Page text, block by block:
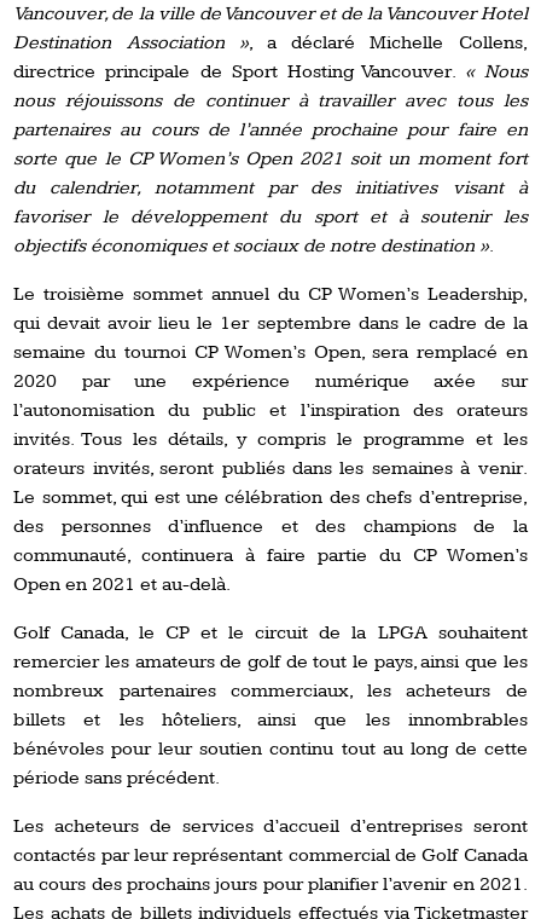
Vancouver, de la ville de Vancouver et de la Vancouver Hotel
Destination Association », a déclaré Michelle Collens,
directrice principale de Sport Hosting Vancouver. « Nous
nous réjouissons de continuer à travailler avec tous les
partenaires au cours de l’année prochaine pour faire en
sorte que le CP Women’s Open 2021 soit un moment fort
du calendrier, notamment par des initiatives visant à
favoriser le développement du sport et à soutenir les
objectifs économiques et sociaux de notre destination ».
Le troisième sommet annuel du CP Women’s Leadership,
qui devait avoir lieu le 1er septembre dans le cadre de la
semaine du tournoi CP Women’s Open, sera remplacé en
2020 par une expérience numérique axée sur
l’autonomisation du public et l’inspiration des orateurs
invités. Tous les détails, y compris le programme et les
orateurs invités, seront publiés dans les semaines à venir.
Le sommet, qui est une célébration des chefs d’entreprise,
des personnes d’influence et des champions de la
communauté, continuera à faire partie du CP Women’s
Open en 2021 et au-delà.
Golf Canada, le CP et le circuit de la LPGA souhaitent
remercier les amateurs de golf de tout le pays, ainsi que les
nombreux partenaires commerciaux, les acheteurs de
billets et les hôteliers, ainsi que les innombrables
bénévoles pour leur soutien continu tout au long de cette
période sans précédent.
Les acheteurs de services d’accueil d’entreprises seront
contactés par leur représentant commercial de Golf Canada
au cours des prochains jours pour planifier l’avenir en 2021.
Les achats de billets individuels effectués via Ticketmaster